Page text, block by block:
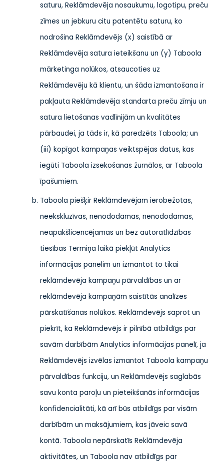
saturu, Reklāmdevēja nosaukumu, logotipu, preču
zīmes un jebkuru citu patentētu saturu, ko
nodrošina Reklāmdevējs (x) saistībā ar
Reklāmdevēja satura ieteikšanu un (y) Taboola
mārketinga nolūkos, atsaucoties uz
Reklāmdevēju kā klientu, un šāda izmantošana ir
pakļauta Reklāmdevēja standarta preču zīmju un
satura lietošanas vadlīnijām un kvalitātes
pārbaudei, ja tāds ir, kā paredzēts Taboola; un
(iii) kopīgot kampaņas veiktspējas datus, kas
iegūti Taboola izsekošanas žurnālos, ar Taboola
īpašumiem.
Taboola piešķir Reklāmdevējam ierobežotas,
neekskluzīvas, nenododamas, nenododamas,
neapakšlicencējamas un bez autoratlīdzības
tiesības Termiņa laikā piekļūt Analytics
informācijas panelim un izmantot to tikai
reklāmdevēja kampaņu pārvaldības un ar
reklāmdevēja kampaņām saistītās analīzes
pārskatīšanas nolūkos. Reklāmdevējs saprot un
piekrīt, ka Reklāmdevējs ir pilnībā atbildīgs par
savām darbībām Analytics informācijas panelī, ja
Reklāmdevējs izvēlas izmantot Taboola kampaņu
pārvaldības funkciju, un Reklāmdevējs saglabās
savu konta paroļu un pieteikšanās informācijas
konfidencialitāti, kā arī būs atbildīgs par visām
darbībām un maksājumiem, kas jāveic savā
kontā. Taboola nepārskatīs Reklāmdevēja
aktivitātes, un Taboola nav atbildīgs par